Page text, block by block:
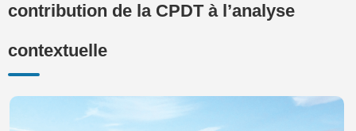
contribution de la CPDT à l’analyse
contextuelle